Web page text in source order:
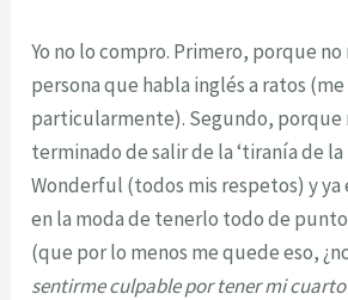
Yo no lo compro. Primero, porque no
persona que habla inglés a ratos
particularmente). Segundo, porque
terminado de salir de la ‘tiranía de la
Wonderful (todos mis respetos) y
en la moda de tenerlo todo de punto
(que por lo menos me quede eso,
sentirme culpable por tener mi